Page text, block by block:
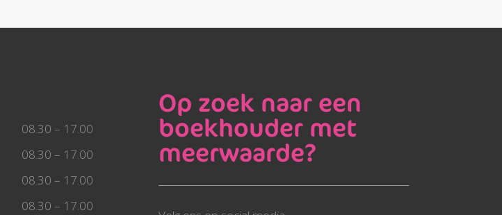
08.30 – 17.00
08.30 – 17.00
08.30 – 17.00
08.30 – 17.00
Op zoek naar een
boekhouder met
meerwaarde?